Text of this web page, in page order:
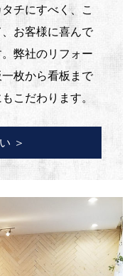
チにすべく、こ
お客様に喜んで
弊社のリフォー
枚から看板まで
こだわります。
＞